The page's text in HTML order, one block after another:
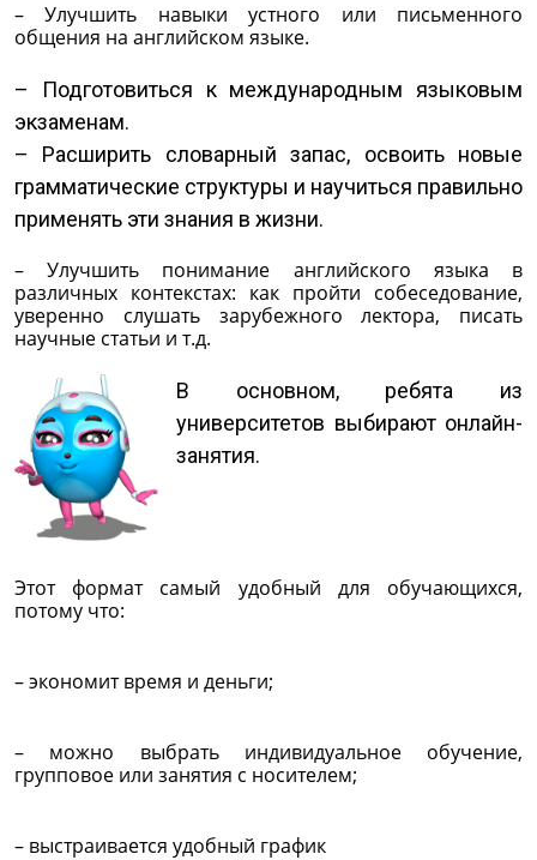
– Улучшить навыки устного или письменного
общения на английском языке.
– Подготовиться к международным языковым
экзаменам.
– Расширить словарный запас, освоить новые
грамматические структуры и научиться правильно
применять эти знания в жизни.
– Улучшить понимание английского языка в
различных контекстах: как пройти собеседование,
уверенно слушать зарубежного лектора, писать
научные статьи и т.д.
В основном, ребята из
университетов выбирают онлайн-
занятия.
Этот формат самый удобный для обучающихся,
потому что:
– экономит время и деньги;
– можно выбрать индивидуальное обучение,
групповое или занятия с носителем;
– выстраивается удобный график